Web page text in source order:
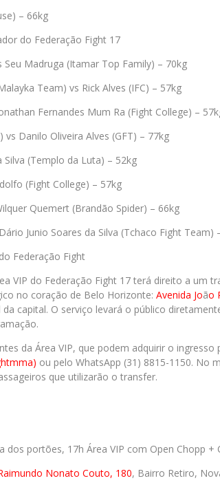
– 66kg
do Federação Fight 17
Seu Madruga (Itamar Top Family) – 70kg
Team) vs Rick Alves (IFC) – 57kg
Fernandes Mum Ra (Fight College) –
vs Danilo Oliveira Alves (GFT) – 77kg
Silva (Templo da Luta) – 52kg
(Fight College) – 57kg
Quemert (Brandão Spider) – 66kg
Junio Soares da Silva (Tchaco Fight Team)
Federação Fight
VIP do Federação Fight 17 terá direito a um
no coração de Belo Horizonte: Avenida João
da capital. O serviço levará o público
da Área VIP, que podem adquirir o
ou pelo WhatsApp (31) 8815-1150. No
que utilizarão o transfer.
dos portões, 17h Área VIP com Open Chopp +
Nonato Couto, 180, Bairro Retiro,